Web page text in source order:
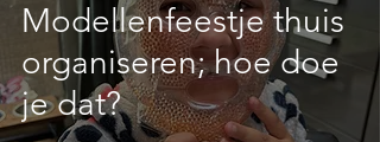
Modellenfeestje thuis
organiseren; hoe doe
je dat?